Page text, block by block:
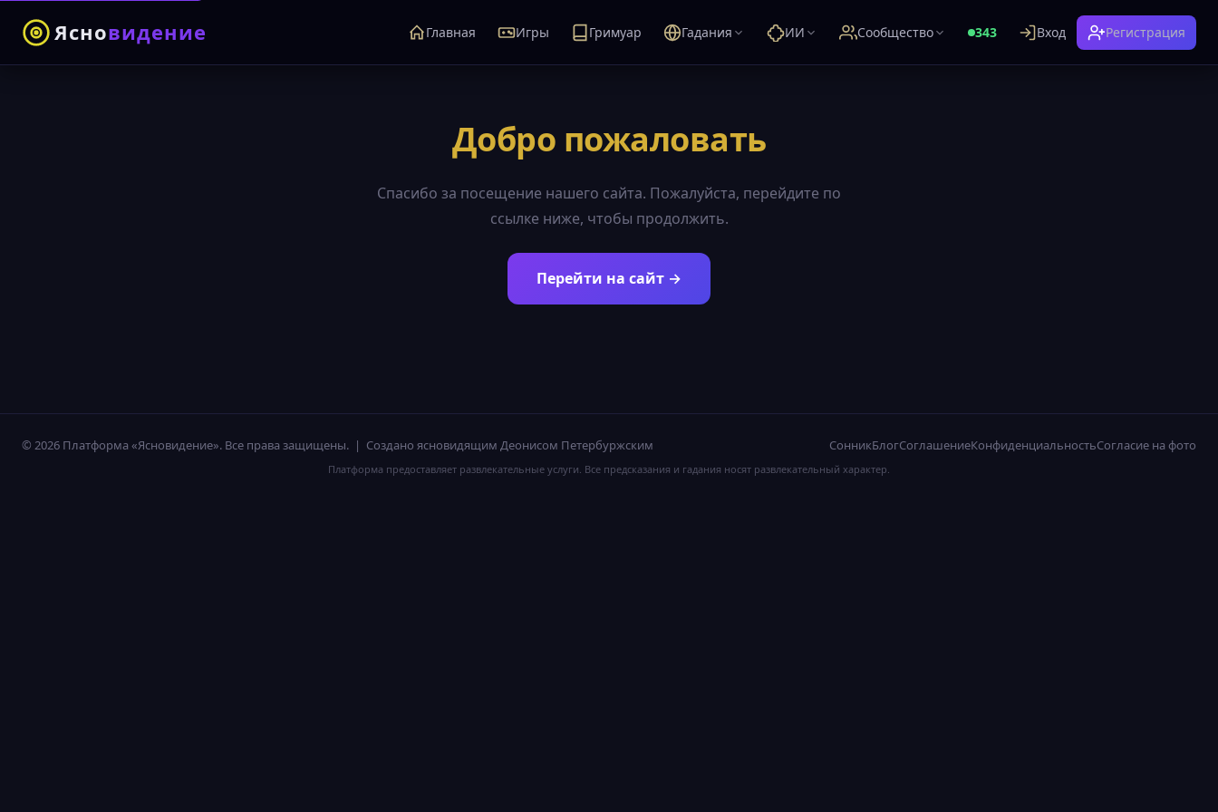
Ясновидение Главная Игры Гримуар Гадания ИИ Сообщество 343 Вход Регистрация
Добро пожаловать
Спасибо за посещение нашего сайта. Пожалуйста, перейдите по
ссылке ниже, чтобы продолжить.
Перейти на сайт →
© 2026 Платформа «Ясновидение». Все права защищены. | Создано ясновидящим Деонисом Петербуржским СонникБлогСоглашениеКонфиденциальностьСогласие на фото
Платформа предоставляет развлекательные услуги. Все предсказания и гадания носят развлекательный характер.